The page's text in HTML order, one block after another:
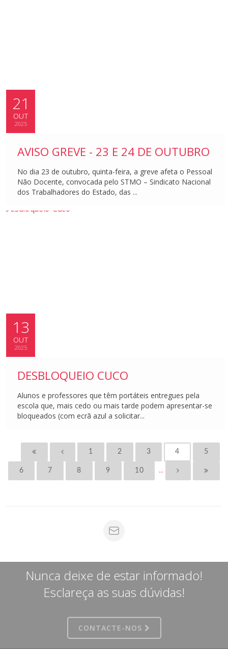
21
OUT
2025
AVISO GREVE - 23 E 24 DE OUTUBRO
No dia 23 de outubro, quinta-feira, a greve afeta o Pessoal
Não Docente, convocada pelo STMO – Sindicato Nacional
dos Trabalhadores do Estado, das ...
13
OUT
2025
DESBLOQUEIO CUCO
Alunos e professores que têm portáteis entregues pela
escola que, mais cedo ou mais tarde podem apresentar-se
bloqueados (com ecrã azul a solicitar...
1 2 3 4 5
6 7 8 9 10 ...
Nunca deixe de estar informado!
Esclareça as suas dúvidas!
CONTACTE-NOS